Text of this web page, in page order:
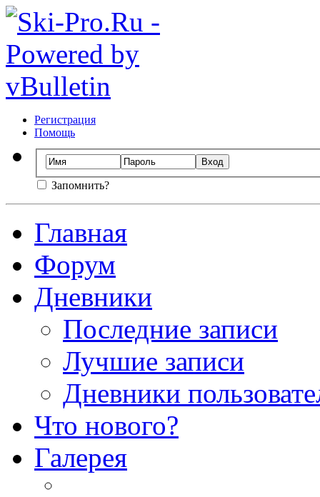
Регистрация
Помощь
Запомнить?
Главная
Форум
Дневники
Последние записи
Лучшие записи
Дневники
Что нового?
Галерея